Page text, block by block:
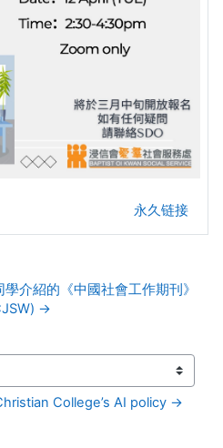
永久链接
介紹的《中國社會工作期刊》
→
College’s AI policy →